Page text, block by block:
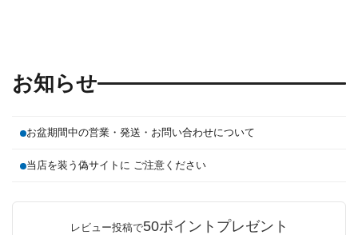
お知らせ
お盆期間中の営業・発送・お問い合わせについて
当店を装う偽サイトに ご注意ください
レビュー投稿で50ポイントプレゼント